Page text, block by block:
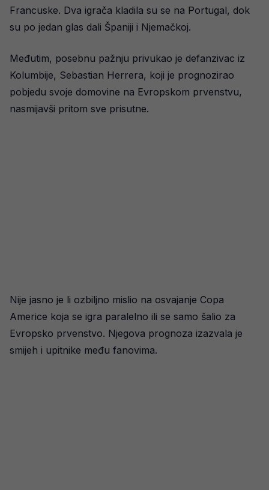
Francuske. Dva igrača kladila su se na Portugal, dok
su po jedan glas dali Španiji i Njemačkoj.
Međutim, posebnu pažnju privukao je defanzivac iz
Kolumbije, Sebastian Herrera, koji je prognozirao
pobjedu svoje domovine na Evropskom prvenstvu,
nasmijavši pritom sve prisutne.
Nije jasno je li ozbiljno mislio na osvajanje Copa
Americe koja se igra paralelno ili se samo šalio za
Evropsko prvenstvo. Njegova prognoza izazvala je
smijeh i upitnike među fanovima.